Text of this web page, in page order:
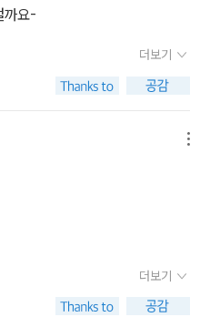
까요-
더보기
더보기